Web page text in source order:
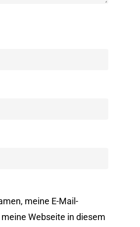
meine E-Mail-
Webseite in diesem